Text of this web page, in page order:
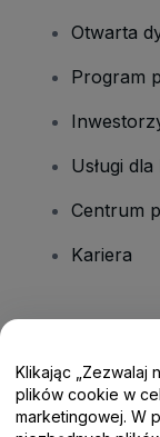
Otwarta
Program
Usługi dla
Centrum
Kariera
Centrum
Klikając „Zezwalaj
plików cookie w
marketingowej. W